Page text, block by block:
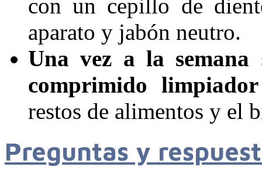
con un cepillo de
aparato y jabón neutro.
Una vez a la semana
comprimido limpiador
restos de alimentos y el
Preguntas y